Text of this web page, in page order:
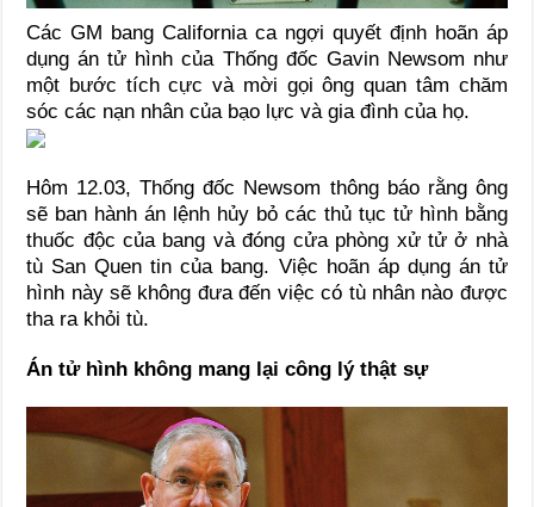
Các GM bang California ca ngợi quyết định hoãn áp
dụng án tử hình của Thống đốc Gavin Newsom như
một bước tích cực và mời gọi ông quan tâm chăm
sóc các nạn nhân của bạo lực và gia đình của họ.
Hôm 12.03, Thống đốc Newsom thông báo rằng ông
sẽ ban hành án lệnh hủy bỏ các thủ tục tử hình bằng
thuốc độc của bang và đóng cửa phòng xử tử ở nhà
tù San Quen tin của bang. Việc hoãn áp dụng án tử
hình này sẽ không đưa đến việc có tù nhân nào được
tha ra khỏi tù.
Án tử hình không mang lại công lý thật sự